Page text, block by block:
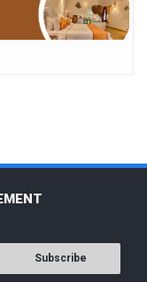
Subscribe